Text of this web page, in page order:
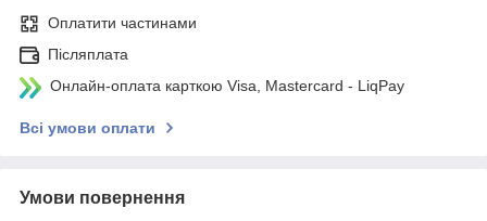
Оплатити частинами
Післяплата
Онлайн-оплата карткою Visa, Mastercard - LiqPay
Всі умови оплати
Умови повернення